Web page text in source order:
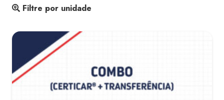
Filtre por unidade